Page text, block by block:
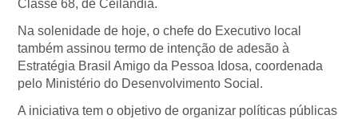
Classe 68, de Ceilândia.
Na solenidade de hoje, o chefe do Executivo local
também assinou termo de intenção de adesão à
Estratégia Brasil Amigo da Pessoa Idosa, coordenada
pelo Ministério do Desenvolvimento Social.
A iniciativa tem o objetivo de organizar políticas públicas